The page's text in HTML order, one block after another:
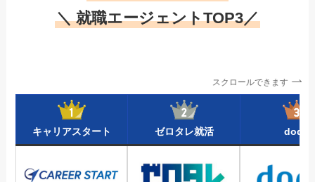
＼ 就職エージェントTOP3／
スクロールできます
キャリアスタート ゼロタレ就活 doda